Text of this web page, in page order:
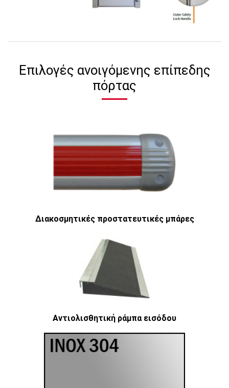
Επιλογές ανοιγόμενης επίπεδης
πόρτας
Διακοσμητικές προστατευτικές μπάρες
Αντιολισθητική ράμπα εισόδου